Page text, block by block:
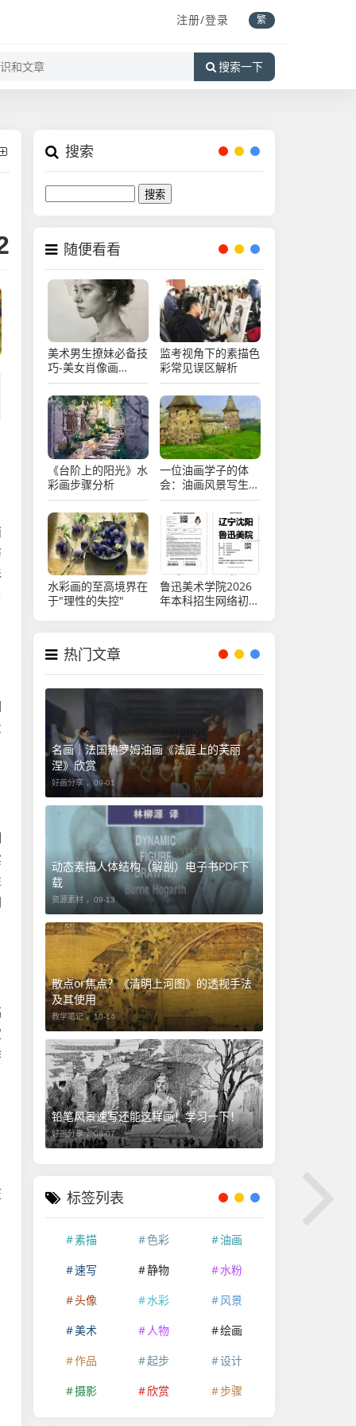
注册/登录 繁
搜索一下
搜索
随便看看
美术男生撩妹必备技
巧-美女肖像画
（14）
监考视角下的素描色
彩常见误区解析
《台阶上的阳光》水
彩画步骤分析
一位油画学子的体
会：油画风景写生心
得
水彩画的至高境界在
于"理性的失控"
鲁迅美术学院2026
年本科招生网络初试
热门文章
名画｜法国热罗姆油画《法庭上的芙丽
涅》欣赏
好画分享 ，09-01
动态素描人体结构（解剖）电子书PDF下
载
资源素材 ， 09-13
​散点or焦点？《清明上河图》的透视手法
及其使用
教学笔记 ， 10-14
铅笔风景速写还能这样画！学习一下！
好画分享 ，08-07
标签列表
素描 色彩
油画
速写
静物
水粉
头像
水彩
风景
美术
人物
绘画
作品
起步
设计
摄影
欣赏 步骤